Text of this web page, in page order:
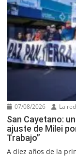
07/08/2026 La
San Cayetano:
ajuste de Milei
Trabajo”
A diez años de la